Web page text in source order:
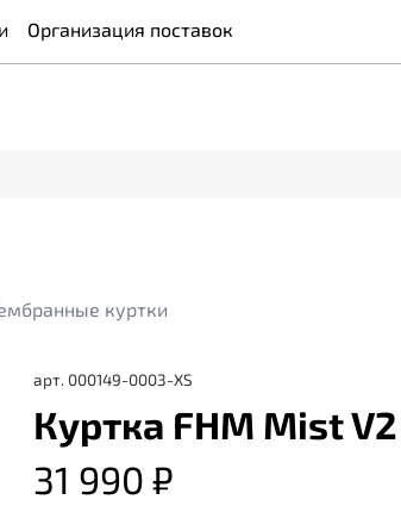
Организация поставок
куртки
арт. 000149-0003-XS
Куртка FHM Mist V2
31 990 ₽